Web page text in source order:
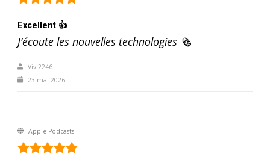
Excellent 👍
J’écoute les nouvelles technologies 🗞️
Vivi2246
23 mai 2026
Apple Podcasts